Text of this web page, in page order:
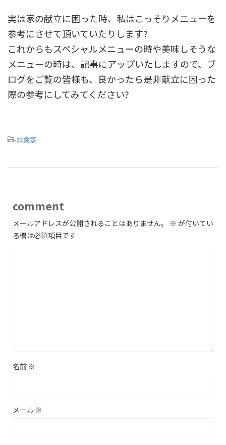
実は家の献立に困った時、私はこっそりメニューを
参考にさせて頂いていたりします?
これからもスペシャルメニューの時や美味しそうな
メニューの時は、記事にアップいたしますので、ブ
ログをご覧の皆様も、良かったら是非献立に困った
際の参考にしてみてください?
-お食事
comment
メールアドレスが公開されることはありません。 ※ が付いてい
る欄は必須項目です
名前 ※
メール ※